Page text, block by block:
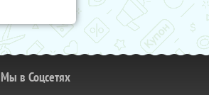
Мы в Соцсетях